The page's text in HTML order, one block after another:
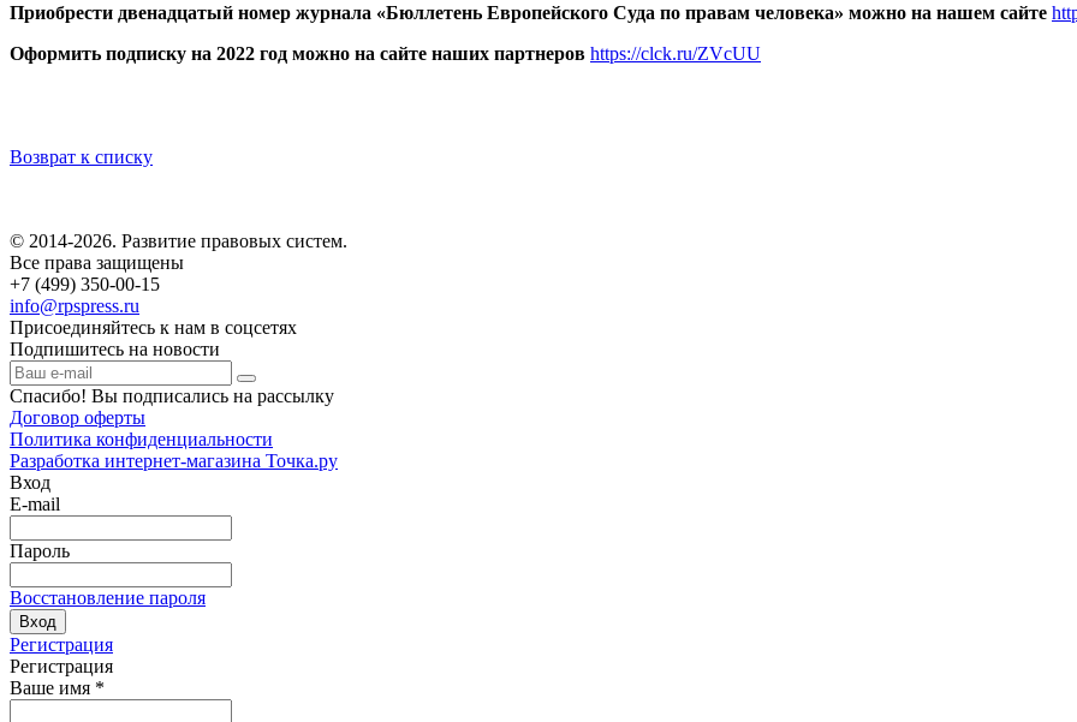
Приобрести двенадцатый номер журнала «Бюллетень Европейского Суда по правам человека» можно на нашем сайте
Оформить подписку на 2022 год можно на сайте наших партнеров https://clck.ru/ZVcUU
Возврат к списку
© 2014-2026. Развитие правовых систем.
Все права защищены
+7 (499) 350-00-15
info@rpspress.ru
Присоединяйтесь к нам в соцсетях
Подпишитесь на новости
Спасибо! Вы подписались на рассылку
Договор оферты
Политика конфиденциальности
Разработка интернет-магазина Точка.ру
Вход
E-mail
Пароль
Восстановление пароля
Вход
Регистрация
Регистрация
Ваше имя *